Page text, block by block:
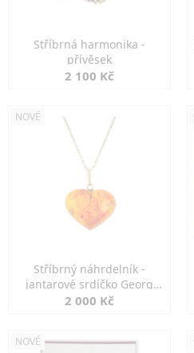
Stříbrná harmonika -
přívěsek
2 100 Kč
NOVÉ
Stříbrný náhrdelník -
jantarové srdíčko Georg
Kramer
2 000 Kč
NOVÉ